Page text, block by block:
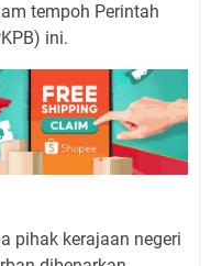
tempoh Perintah
ini.
pihak kerajaan negeri